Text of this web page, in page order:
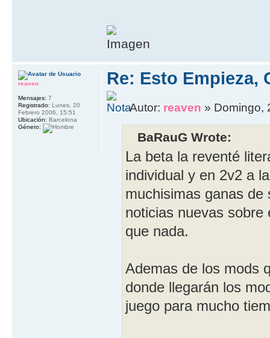
Re: Esto Empieza,
Autor: reaven » Domingo,
BaRauG Wrote:
La beta la reventé
individual y en 2v2 a
muchisimas ganas de
noticias nuevas
que nada.
Ademas de los mods
donde llegarán los
juego para mucho
reaven
Mensajes: 7
Registrado: Lunes, 20
Febrero 2006, 15:51
Ubicación: Barcelona
Género: